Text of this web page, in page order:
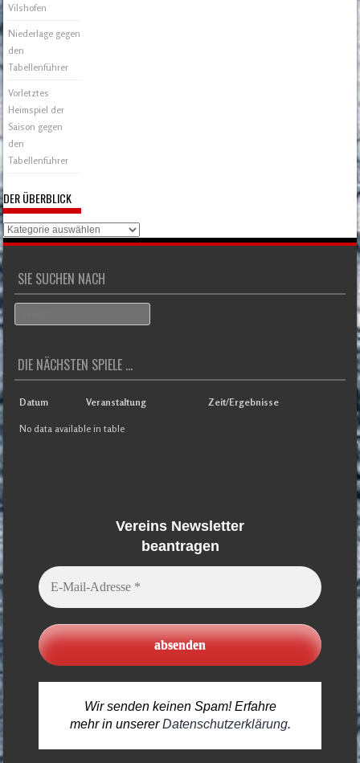
Vilshofen
Niederlage gegen
den
Tabellenführer
Vorletztes
Heimspiel der
Saison gegen
den
Tabellenführer
DER ÜBERBLICK
Der
Überblick
SIE SUCHEN NACH
DIE NÄCHSTEN SPIELE ...
Datum Veranstaltung Zeit/Ergebnisse
No data available in table
Vereins Newsletter
beantragen
Wir senden keinen Spam! Erfahre
mehr in unsererDatenschutzerklärung.